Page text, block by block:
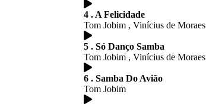
4 . A Felicidade
Tom Jobim , Vinícius de Moraes
5 . Só Danço Samba
Tom Jobim , Vinícius de Moraes
6 . Samba Do Avião
Tom Jobim